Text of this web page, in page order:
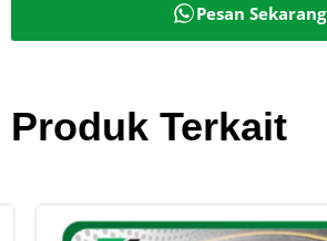
Pesan Sekarang
Produk Terkait